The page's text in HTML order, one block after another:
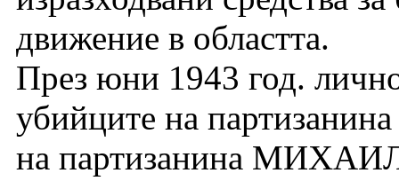
движение в областта.
През юни 1943 год.
убийците на
на партизанина